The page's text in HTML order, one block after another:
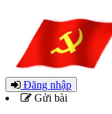
Đăng nhập
Gửi bài